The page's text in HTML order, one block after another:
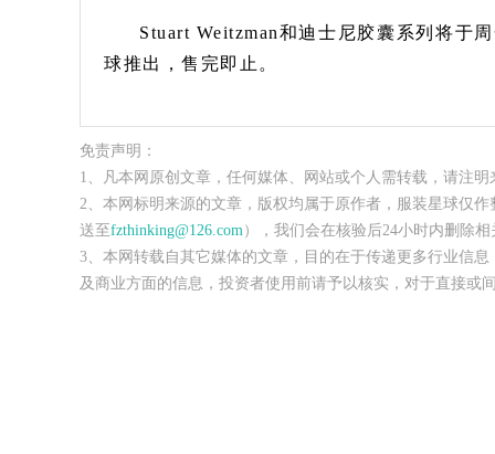
Stuart Weitzman和迪士尼胶囊系列将于
球推出，售完即止。
免责声明：
1、凡本网原创文章，任何媒体、网站或个人需转载，请注明
2、本网标明来源的文章，版权均属于原作者，服装星球仅
送至fzthinking@126.com），我们会在核验后24小时内删除
3、本网转载自其它媒体的文章，目的在于传递更多行业信
及商业方面的信息，投资者使用前请予以核实，对于直接或